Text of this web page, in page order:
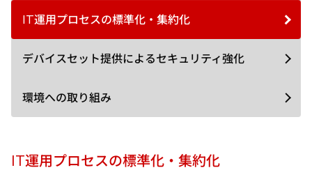
IT運用プロセスの標準化・集約化
デバイスセット提供によるセキュリティ強化
環境への取り組み
IT運用プロセスの標準化・集約化